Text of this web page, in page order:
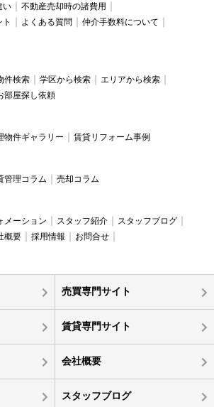
い
不動産売却時の諸費用
よくある質問
仲介手数料について
件検索 学区から検索
エリアから検索
部屋探し依頼
物件ギャラリー 賃貸リフォーム事例
管理コラム 売却コラム
メーション スタッフ紹介
スタッフブログ
概要 採用情報
お問合せ
売買専門サイト
賃貸専門サイト
会社概要
スタッフブログ